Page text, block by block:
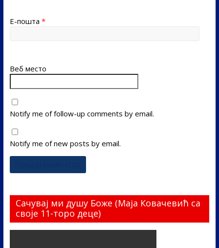
Е-пошта *
Веб место
Notify me of follow-up comments by email.
Notify me of new posts by email.
Сачувај ми душу Боже (Маја Ковачевић са
своје 11-торо деце)